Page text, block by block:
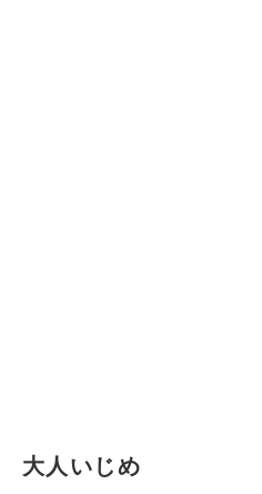
大人いじめ